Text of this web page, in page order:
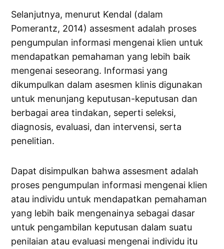
Selanjutnya, menurut Kendal (dalam
Pomerantz, 2014) assesment adalah proses
pengumpulan informasi mengenai klien untuk
mendapatkan pemahaman yang lebih baik
mengenai seseorang. Informasi yang
dikumpulkan dalam asesmen klinis digunakan
untuk menunjang keputusan-keputusan dan
berbagai area tindakan, seperti seleksi,
diagnosis, evaluasi, dan intervensi, serta
penelitian.
Dapat disimpulkan bahwa assesment adalah
proses pengumpulan informasi mengenai klien
atau individu untuk mendapatkan pemahaman
yang lebih baik mengenainya sebagai dasar
untuk pengambilan keputusan dalam suatu
penilaian atau evaluasi mengenai individu itu